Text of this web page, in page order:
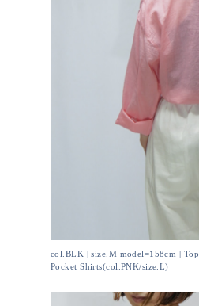
col.BLK | size.M model=158cm |
Pocket Shirts(col.PNK/size.L)